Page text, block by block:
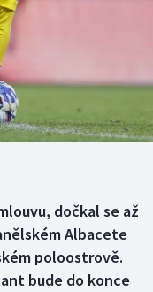
dočkal se až
Albacete
poloostrově.
bude do konce